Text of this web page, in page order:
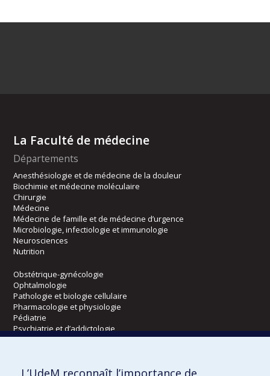
La Faculté de médecine
Départements
Anesthésiologie et de médecine de la douleur
Biochimie et médecine moléculaire
Chirurgie
Médecine
Médecine de famille et de médecine d’urgence
Microbiologie, infectiologie et immunologie
Neurosciences
Nutrition
Obstétrique-gynécologie
Ophtalmologie
Pathologie et biologie cellulaire
Pharmacologie et physiologie
Pédiatrie
Psychiatrie et d’addictologie
Radiologie, radio-oncologie et médecine nucléaire
L’UdeM reconnaît l’importance de